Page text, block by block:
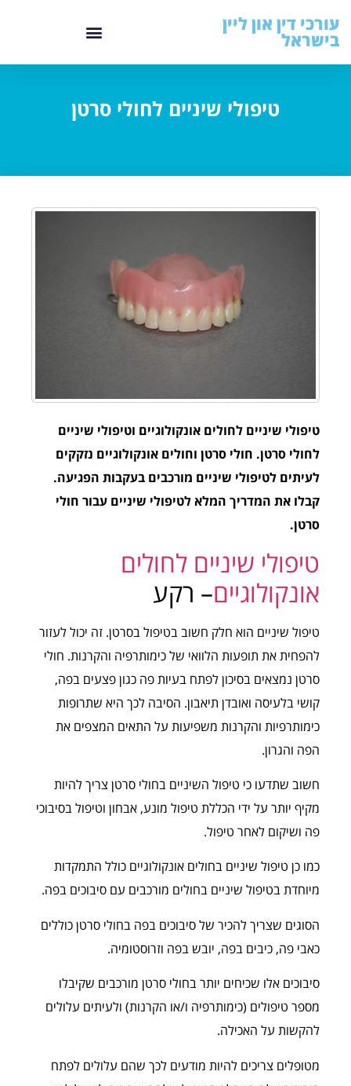
עורכי דין און ליין
בישראל
טיפולי שיניים לחולי סרטן
טיפולי שיניים לחולים אונקולוגיים וטיפולי שיניים
לחולי סרטן. חולי סרטן וחולים אונקולוגיים נזקקים
לעיתים לטיפולי שיניים מורכבים בעקבות הפגיעה.
קבלו את המדריך המלא לטיפולי שיניים עבור חולי
סרטן.
טיפולי שיניים לחולים
אונקולוגיים– רקע
טיפול שיניים הוא חלק חשוב בטיפול בסרטן. זה יכול לעזור
להפחית את תופעות הלוואי של כימותרפיה והקרנות. חולי
סרטן נמצאים בסיכון לפתח בעיות פה כגון פצעים בפה,
קושי בלעיסה ואובדן תיאבון. הסיבה לכך היא שתרופות
כימותרפיות והקרנות משפיעות על התאים המצפים את
הפה והגרון.
חשוב שתדעו כי טיפול השיניים בחולי סרטן צריך להיות
מקיף יותר על ידי הכללת טיפול מונע, אבחון וטיפול בסיבוכי
פה ושיקום לאחר טיפול.
כמו כן טיפול שיניים בחולים אונקולוגיים כולל התמקדות
מיוחדת בטיפול שיניים בחולים מורכבים עם סיבוכים בפה.
הסוגים שצריך להכיר של סיבוכים בפה בחולי סרטן כוללים
כאבי פה, כיבים בפה, יובש בפה וזרוסטומיה.
סיבוכים אלו שכיחים יותר בחולי סרטן מורכבים שקיבלו
מספר טיפולים (כימותרפיה ו/או הקרנות) ולעיתים עלולים
להקשות על האכילה.
מטופלים צריכים להיות מודעים לכך שהם עלולים לפתח